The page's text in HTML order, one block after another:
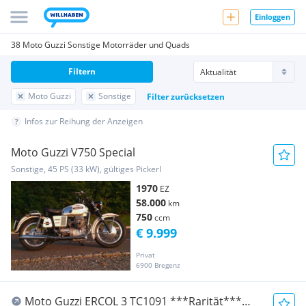
Einloggen
38 Moto Guzzi Sonstige Motorräder und Quads
Moto Guzzi Sonstige Filter zurücksetzen
Filtern
Infos zur Reihung der Anzeigen
Moto Guzzi V750 Special
Sonstige, 45 PS (33 kW), gültiges Pickerl
1970 EZ
58.000 km
750ccm
Privat
6900 Bregenz
€ 9.999
Moto Guzzi ERCOL 3 TC1091 ***Rarität***